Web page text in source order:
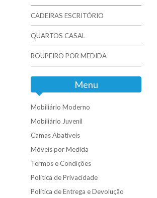
CADEIRAS ESCRITÓRIO
QUARTOS CASAL
ROUPEIRO POR MEDIDA
Menu
Mobiliário Moderno
Mobiliário Juvenil
Camas Abatíveis
Móveis por Medida
Termos e Condições
Política de Privacidade
Política de Entrega e Devolução